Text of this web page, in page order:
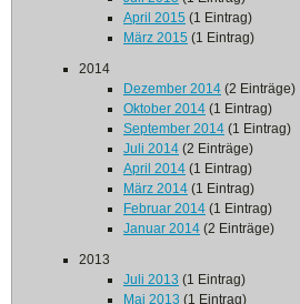
April 2015 (1 Eintrag)
März 2015 (1 Eintrag)
2014
Dezember 2014 (2 Einträge)
Oktober 2014 (1 Eintrag)
September 2014 (1 Eintrag)
Juli 2014 (2 Einträge)
April 2014 (1 Eintrag)
März 2014 (1 Eintrag)
Februar 2014 (1 Eintrag)
Januar 2014 (2 Einträge)
2013
Juli 2013 (1 Eintrag)
Mai 2013 (1 Eintrag)